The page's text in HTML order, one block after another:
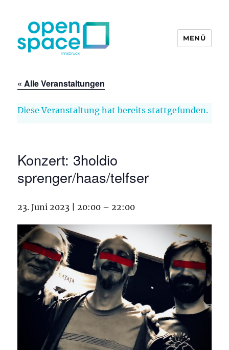
MENÜ
« Alle Veranstaltungen
Diese Veranstaltung hat bereits stattgefunden.
Konzert: 3holdio
sprenger/haas/telfser
23. Juni 2023 | 20:00 –22:00